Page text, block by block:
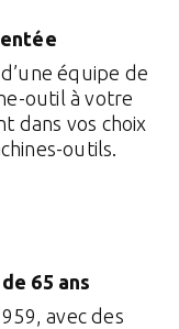
équipe de
outil à votre
dans vos choix
outils.
65 ans
avec des